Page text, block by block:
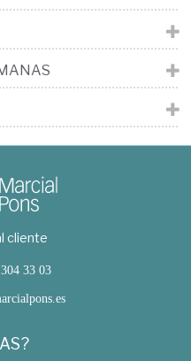
cliente
33 03